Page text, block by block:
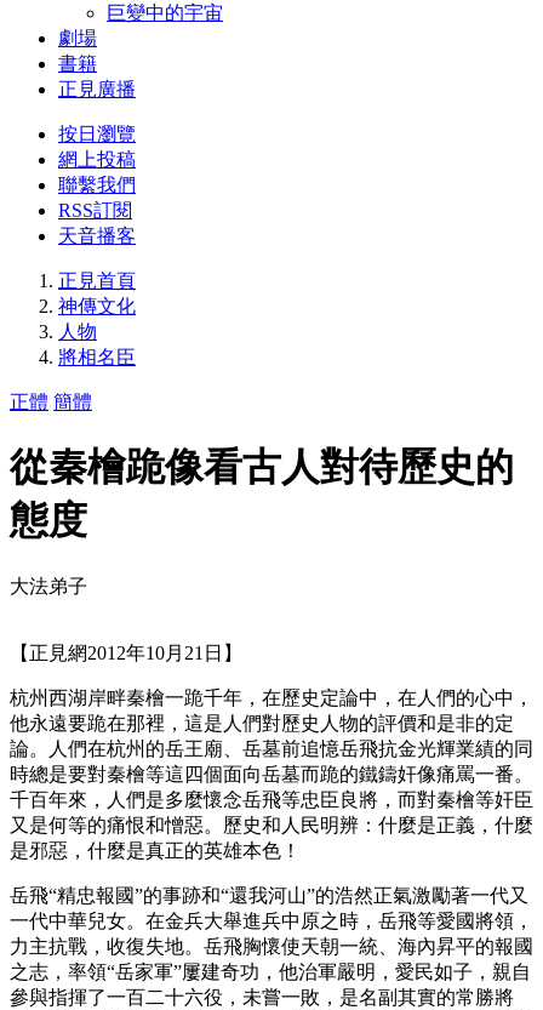
巨變中的宇宙
劇場
書籍
正見廣播
按日瀏覽
網上投稿
聯繫我們
RSS訂閱
天音播客
正見首頁
神傳文化
人物
將相名臣
正體 簡體
從秦檜跪像看古人對待歷史的
態度
大法弟子
【正見網2012年10月21日】
杭州西湖岸畔秦檜一跪千年，在歷史定論中，在人們的心中，
他永遠要跪在那裡，這是人們對歷史人物的評價和是非的定
論。人們在杭州的岳王廟、岳墓前追憶岳飛抗金光輝業績的同
時總是要對秦檜等這四個面向岳墓而跪的鐵鑄奸像痛罵一番。
千百年來，人們是多麼懷念岳飛等忠臣良將，而對秦檜等奸臣
又是何等的痛恨和憎惡。歷史和人民明辨：什麼是正義，什麼
是邪惡，什麼是真正的英雄本色！
岳飛“精忠報國”的事跡和“還我河山”的浩然正氣激勵著一代又
一代中華兒女。在金兵大舉進兵中原之時，岳飛等愛國將領，
力主抗戰，收復失地。岳飛胸懷使天朝一統、海內昇平的報國
之志，率領“岳家軍”屢建奇功，他治軍嚴明，愛民如子，親自
參與指揮了一百二十六役，未嘗一敗，是名副其實的常勝將